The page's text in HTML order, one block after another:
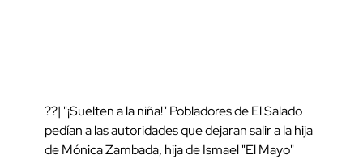
??| "¡Suelten a la niña!" Pobladores de El Salado
pedían a las autoridades que dejaran salir a la hija
de Mónica Zambada, hija de Ismael "El Mayo"